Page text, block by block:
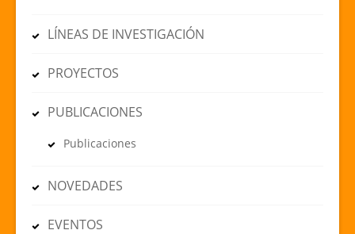
LÍNEAS DE INVESTIGACIÓN
PROYECTOS
PUBLICACIONES
Publicaciones
NOVEDADES
EVENTOS